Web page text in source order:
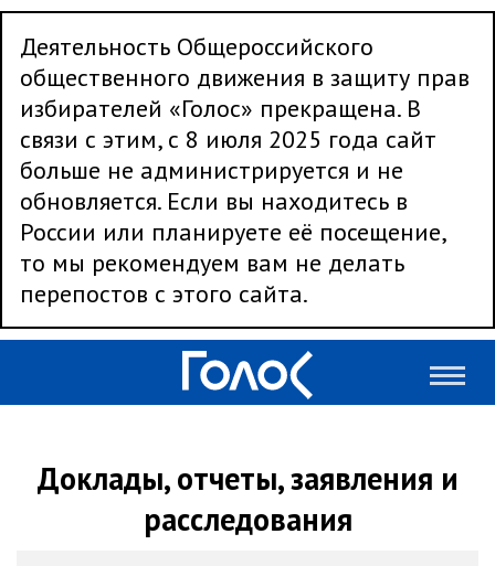
Деятельность Общероссийского
общественного движения в защиту прав
избирателей «Голос» прекращена. В
связи с этим, с 8 июля 2025 года сайт
больше не администрируется и не
обновляется. Если вы находитесь в
России или планируете её посещение,
то мы рекомендуем вам не делать
перепостов с этого сайта.
Доклады, отчеты, заявления и
расследования